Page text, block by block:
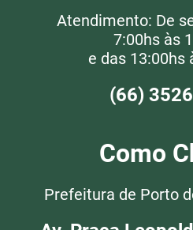
Atendimento: De
7:00hs às
e das 13:00hs
(66)
Como
Prefeitura de Porto